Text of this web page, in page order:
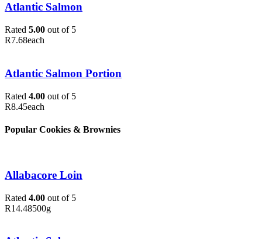
Atlantic Salmon
Rated 5.00 out of 5
R7.68each
Atlantic Salmon Portion
Rated 4.00 out of 5
R8.45each
Popular Cookies & Brownies
Allabacore Loin
Rated 4.00 out of 5
R14.48500g